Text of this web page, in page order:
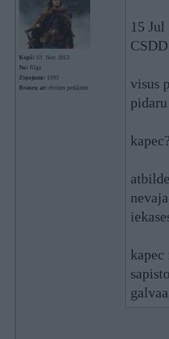
Kopš: 03. Nov 2013
No: Rīga
Ziņojumi: 1993
Braucu ar: diviem pedāļiem
15
visus
kapec